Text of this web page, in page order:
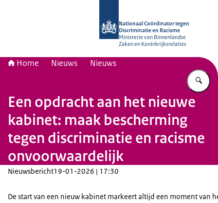
Nationaal Coördinator tegen
Discriminatie en Racisme
Ministerie van Binnenlandse
Zaken en Koninkrijksrelaties
Home Nieuws Nieuws
Een opdracht aan het nieuwe
kabinet: maak bescherming
tegen discriminatie en racisme
onvoorwaardelijk
Nieuwsbericht19-01-2026 | 17:30
De start van een nieuw kabinet markeert altijd een moment van